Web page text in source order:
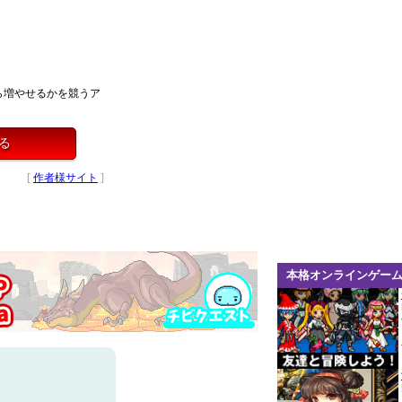
やせるかを競うア
[ 作者様サイト ]
本格オンラインゲーム